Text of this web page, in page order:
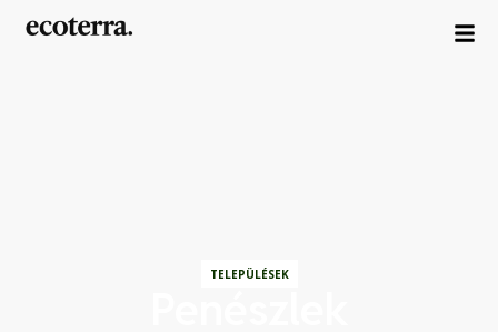
TELEPÜLÉSEK